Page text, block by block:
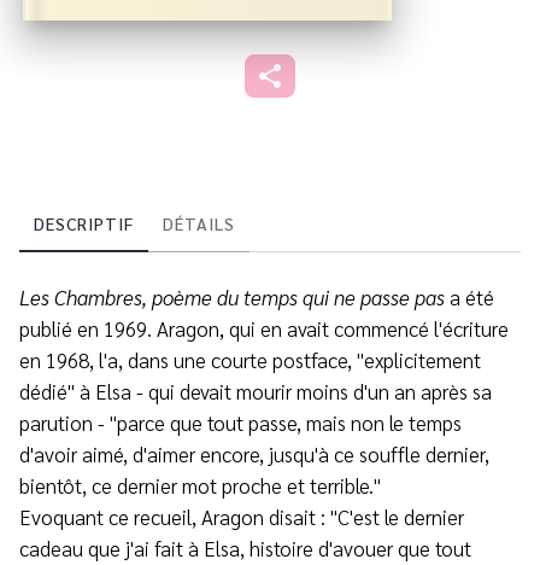
DESCRIPTIF DÉTAILS
Les Chambres, poème du temps qui ne passe pasa été
publié en 1969. Aragon, qui en avait commencé l'écriture
en 1968, l'a, dans une courte postface, "explicitement
dédié" à Elsa - qui devait mourir moins d'un an après sa
parution - "parce que tout passe, mais non le temps
d'avoir aimé, d'aimer encore, jusqu'à ce souffle dernier,
bientôt, ce dernier mot proche et terrible."
Evoquant ce recueil, Aragon disait : "C'est le dernier
cadeau que j'ai fait à Elsa, histoire d'avouer que tout